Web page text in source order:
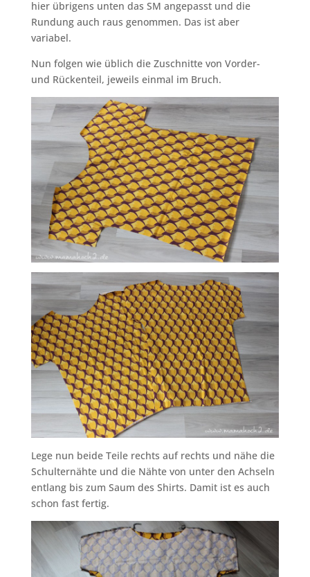
hier übrigens unten das SM angepasst und die
Rundung auch raus genommen. Das ist aber
variabel.
Nun folgen wie üblich die Zuschnitte von Vorder-
und Rückenteil, jeweils einmal im Bruch.
Lege nun beide Teile rechts auf rechts und nähe die
Schulternähte und die Nähte von unter den Achseln
entlang bis zum Saum des Shirts. Damit ist es auch
schon fast fertig.